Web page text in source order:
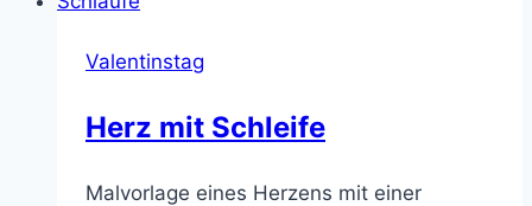
Valentinstag
Herz mit Schleife
Malvorlage eines Herzens mit einer